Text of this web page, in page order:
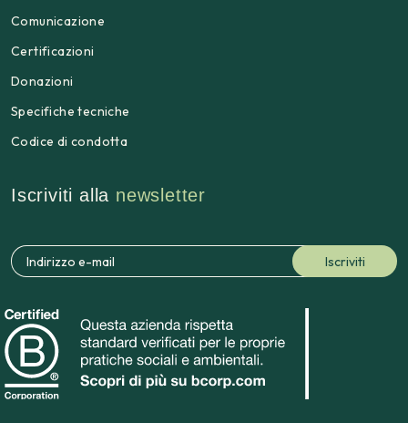
Comunicazione
Certificazioni
Donazioni
Specifiche tecniche
Codice di condotta
Iscriviti alla newsletter